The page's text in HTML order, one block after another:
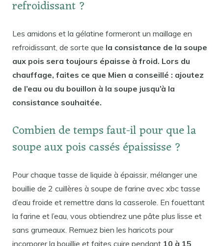
refroidissant ?
Les amidons et la gélatine formeront un maillage en
refroidissant, de sorte que la consistance de la soupe
aux pois sera toujours épaisse à froid. Lors du
chauffage, faites ce que Mien a conseillé : ajoutez
de l’eau ou du bouillon à la soupe jusqu’à la
consistance souhaitée.
Combien de temps faut-il pour que la
soupe aux pois cassés épaississe ?
Pour chaque tasse de liquide à épaissir, mélanger une
bouillie de 2 cuillères à soupe de farine avec xbc tasse
d’eau froide et remettre dans la casserole. En fouettant
la farine et l’eau, vous obtiendrez une pâte plus lisse et
sans grumeaux. Remuez bien les haricots pour
incorporer la bouillie et faites cuire pendant 10 à 15